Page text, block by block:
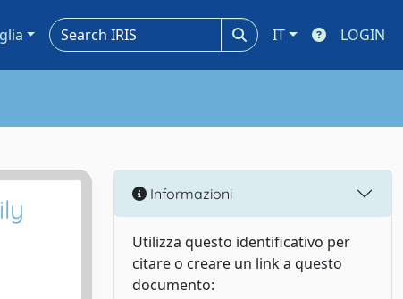
IT LOGIN
Informazioni
Utilizza questo identificativo per
citare o creare un link a questo
documento: